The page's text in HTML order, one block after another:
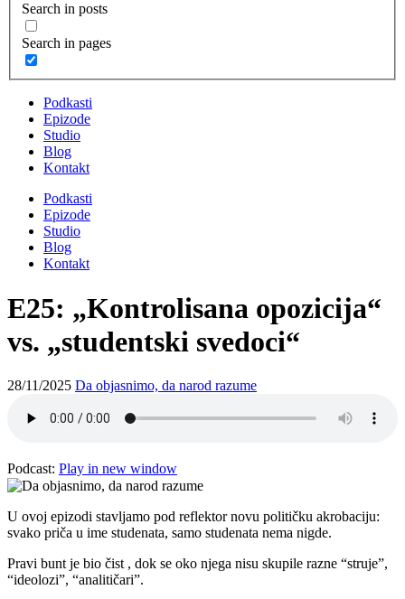
Search in posts
Search in pages
Podkasti
Epizode
Studio
Blog
Kontakt
Podkasti
Epizode
Studio
Blog
Kontakt
E25: „Kontrolisana opozicija“
vs. „studentski svedoci“
28/11/2025 Da objasnimo, da narod razume
Podcast: Play in new window
U ovoj epizodi stavljamo pod reflektor novu političku akrobaciju:
svako priča u ime studenata, samo studenata nema nigde.
Pravi bunt je bio čist , dok se oko njega nisu skupile razne “struje”,
“ideolozi”, “analitičari”.